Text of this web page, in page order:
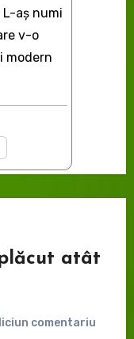
aş numi
v-o
modern
atât
comentariu